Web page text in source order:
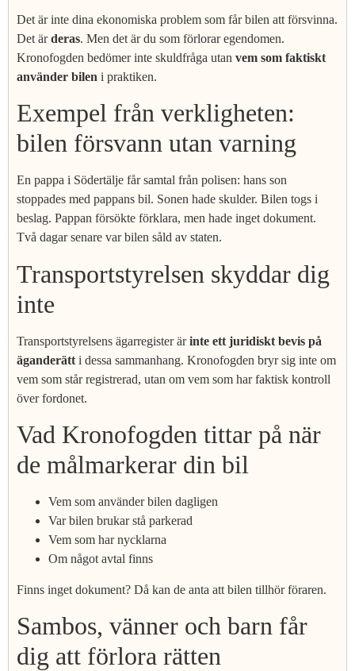
Det är inte dina ekonomiska problem som får bilen att försvinna.
Det ärderas. Men det är du som förlorar egendomen.
Kronofogden bedömer inte skuldfråga utan vem som faktiskt
använder bilen i praktiken.
Exempel från verkligheten:
bilen försvann utan varning
En pappa i Södertälje får samtal från polisen: hans son
stoppades med pappans bil. Sonen hade skulder. Bilen togs i
beslag. Pappan försökte förklara, men hade inget dokument.
Två dagar senare var bilen såld av staten.
Transportstyrelsen skyddar dig
inte
Transportstyrelsens ägarregister ärinte ett juridiskt bevis på
äganderätt i dessa sammanhang. Kronofogden bryr sig inte om
vem som står registrerad, utan om vem som har faktisk kontroll
över fordonet.
Vad Kronofogden tittar på när
de målmarkerar din bil
Vem som använder bilen dagligen
Var bilen brukar stå parkerad
Vem som har nycklarna
Om något avtal finns
Finns inget dokument? Då kan de anta att bilen tillhör föraren.
Sambos, vänner och barn får
dig att förlora rätten